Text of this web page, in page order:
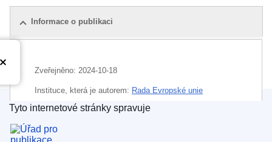
Informace o publikaci
Zveřejněno: 2024-10-18
Instituce, která je autorem: Rada Evropské unie
,sociální zabezpečení
Úřad pro publikace Evropské unie
Tyto internetové stránky spravuje